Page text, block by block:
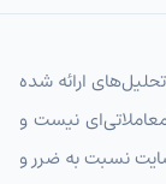
ارائه شده
نیست و
نسبت به ضرر و